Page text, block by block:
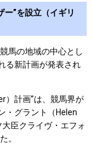
ー”を設立（イギリ
馬の地域の中心とし
る新計画が発表され
）計画”は、競馬界が
・グラント（Helen
臣クライヴ・エフォ
。